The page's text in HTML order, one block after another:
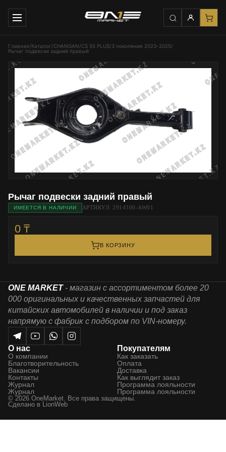
Главная/Каталог/CHANGAN/CS 55 PLUS/3 поколение 2023-2025/
Рычаг подвески задний правый
Рычаг подвески задний правый
ИМЕЕТСЯ В НАЛИЧИИ АРТИКУЛ: 2914300-AW01
0 ₸
В КОРЗИНУ
ONE MARKET - магазин с ассортиментом более 20
000 оригинальных и качественных запчастей для
китайских автомобилей в наличии и под заказ
напрямую с фабрик с подбором по VIN-номеру.
О нас
О компании
Благотворительность
Вакансии
Контакты
Журнал
Журнал
Покупателям
Как заказать
Оплата
Доставка
Как выглядит заказ
Программа лояльности
Программа лояльности
© 2026 OneMarket. Все права защищены.
Сделано в LionWeb